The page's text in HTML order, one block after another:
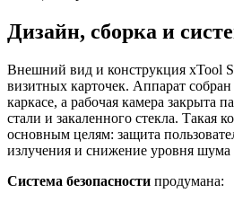
Дизайн, сборка и
Внешний вид и конструкция xTool
визитных карточек. Аппарат
каркасе, а рабочая камера закрыта
стали и закаленного стекла. Такая
основным целям: защита
излучения и снижение уровня
Система безопасности продумана: